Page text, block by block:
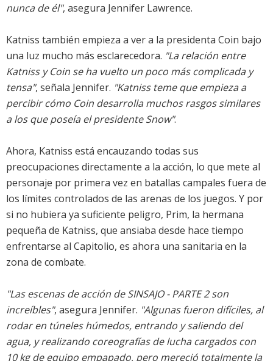
nunca de él", asegura Jennifer Lawrence.
Katniss también empieza a ver a la presidenta Coin bajo
una luz mucho más esclarecedora. "La relación entre
Katniss y Coin se ha vuelto un poco más complicada y
tensa", señala Jennifer. "Katniss teme que empieza a
percibir cómo Coin desarrolla muchos rasgos similares
a los que poseía el presidente Snow".
Ahora, Katniss está encauzando todas sus
preocupaciones directamente a la acción, lo que mete al
personaje por primera vez en batallas campales fuera de
los límites controlados de las arenas de los juegos. Y por
si no hubiera ya suficiente peligro, Prim, la hermana
pequeña de Katniss, que ansiaba desde hace tiempo
enfrentarse al Capitolio, es ahora una sanitaria en la
zona de combate.
"Las escenas de acción de SINSAJO - PARTE 2 son
increíbles", asegura Jennifer. "Algunas fueron difíciles, al
rodar en túneles húmedos, entrando y saliendo del
agua, y realizando coreografías de lucha cargados con
10 kg de equipo empapado, pero mereció totalmente la